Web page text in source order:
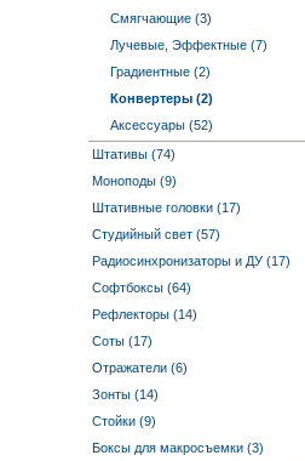
Смягчающие (3)
Лучевые, Эффектные (7)
Градиентные (2)
Конвертеры (2)
Аксессуары (52)
Штативы (74)
Моноподы (9)
Штативные головки (17)
Студийный свет (57)
Радиосинхронизаторы и ДУ (17)
Софтбоксы (64)
Рефлекторы (14)
Соты (17)
Отражатели (6)
Зонты (14)
Стойки (9)
Боксы для макросъемки (3)